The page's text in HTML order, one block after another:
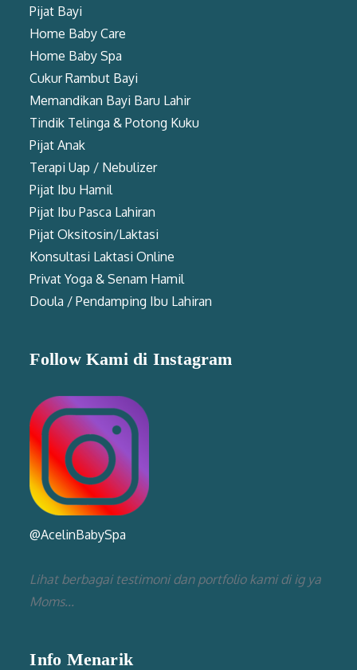
Pijat Bayi
Home Baby Care
Home Baby Spa
Cukur Rambut Bayi
Memandikan Bayi Baru Lahir
Tindik Telinga & Potong Kuku
Pijat Anak
Terapi Uap / Nebulizer
Pijat Ibu Hamil
Pijat Ibu Pasca Lahiran
Pijat Oksitosin/Laktasi
Konsultasi Laktasi Online
Privat Yoga & Senam Hamil
Doula / Pendamping Ibu Lahiran
Follow Kami di Instagram
@AcelinBabySpa
Lihat berbagai testimoni dan portfolio kami di ig ya
Moms...
Info Menarik